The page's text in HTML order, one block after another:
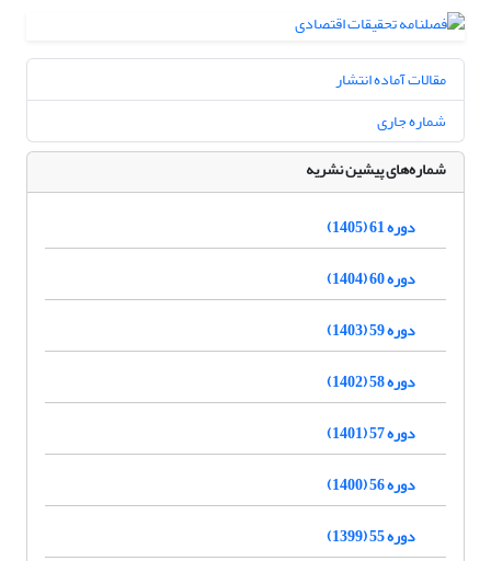
مقالات آماده انتشار
شماره جاری
شماره‌های پیشین نشریه
دوره 61 (1405)
دوره 60 (1404)
دوره 59 (1403)
دوره 58 (1402)
دوره 57 (1401)
دوره 56 (1400)
دوره 55 (1399)